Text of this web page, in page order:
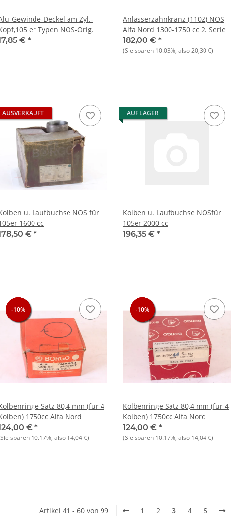
Gewinde-Deckel am Zyl.-
er Typen NOS-Orig.
€ *
Anlasserzahnkranz (110Z) NOS
Alfa Nord 1300-1750 cc 2. Serie
182,00 € *
(Sie sparen 10.03%, also20,30 €)
AUSVERKAUFT
u. Laufbuchse NOS für
1600 cc
€ *
AUF LAGER
Kolben u. Laufbuchse NOSfür
105er 2000 cc
196,35 € *
-10%
-10%
-10%
Satz 80,4 mm (für 4
1750cc Alfa Nord
€ *
sparen 10.17%, also 14,04 €)
-10%
-10%
-10%
Kolbenringe Satz 80,4 mm (für 4
Kolben) 1750cc Alfa Nord
124,00 € *
(Sie sparen 10.17%, also 14,04 €)
Artikel 41 - 60 von 99 1 2 3 4 5